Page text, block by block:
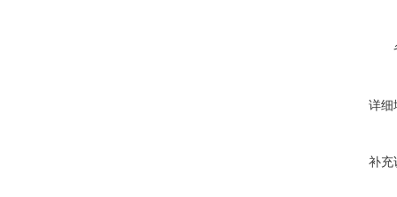
详细
补充